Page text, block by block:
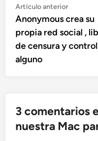
Navegación
de
entradas
Artículo anteriorArtículo
anterior:
Anonymous crea su
propia red social ,
de censura y control
alguno
3 comentarios
nuestra Mac